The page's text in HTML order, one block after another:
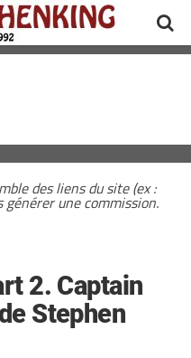
des liens du site (ex :
générer une commission.
2. Captain
Stephen